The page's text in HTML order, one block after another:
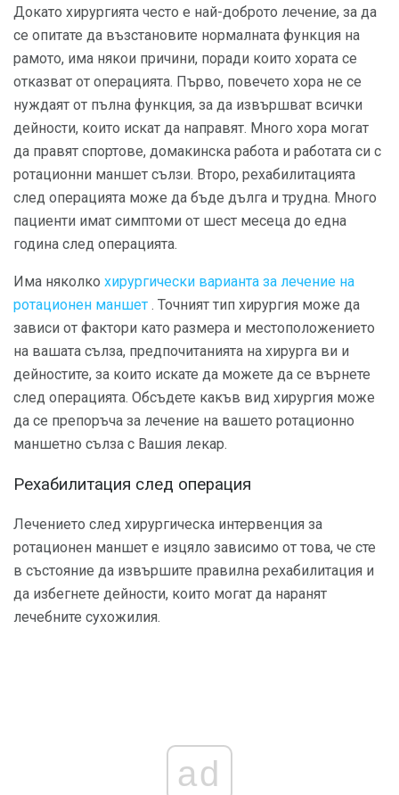
Докато хирургията често е най-доброто лечение, за да
се опитате да възстановите нормалната функция на
рамото, има някои причини, поради които хората се
отказват от операцията. Първо, повечето хора не се
нуждаят от пълна функция, за да извършват всички
дейности, които искат да направят. Много хора могат
да правят спортове, домакинска работа и работата си с
ротационни маншет сълзи. Второ, рехабилитацията
след операцията може да бъде дълга и трудна. Много
пациенти имат симптоми от шест месеца до една
година след операцията.
Има няколко хирургически варианта за лечение на
ротационен маншет . Точният тип хирургия може да
зависи от фактори като размера и местоположението
на вашата сълза, предпочитанията на хирурга ви и
дейностите, за които искате да можете да се върнете
след операцията. Обсъдете какъв вид хирургия може
да се препоръча за лечение на вашето ротационно
маншетно сълза с Вашия лекар.
Рехабилитация след операция
Лечението след хирургическа интервенция за
ротационен маншет е изцяло зависимо от това, че сте
в състояние да извършите правилна рехабилитация и
да избегнете дейности, които могат да наранят
лечебните сухожилия.
ad